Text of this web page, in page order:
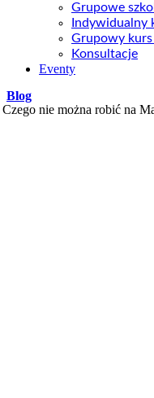
Grupowe
Indywidualny
Grupowy
Konsultacje
Eventy
Blog
Czego nie można robić na